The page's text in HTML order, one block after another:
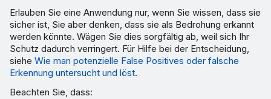
Erlauben Sie eine Anwendung nur, wenn Sie wissen, dass sie
sicher ist, Sie aber denken, dass sie als Bedrohung erkannt
werden könnte. Wägen Sie dies sorgfältig ab, weil sich Ihr
Schutz dadurch verringert. Für Hilfe bei der Entscheidung,
siehe Wie man potenzielle False Positives oder falsche
Erkennung untersucht und löst.
Beachten Sie, dass: